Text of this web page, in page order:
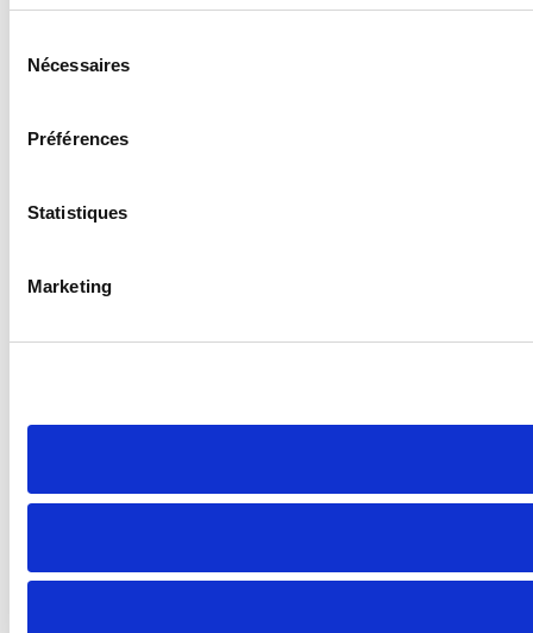
Nécessaires
Préférences
Statistiques
Marketing